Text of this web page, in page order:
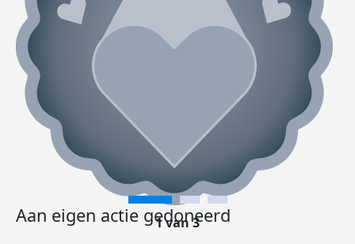
Aan eigen actie gedoneerd
1 van 3